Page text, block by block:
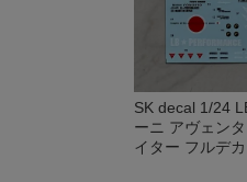
SK decal 1/24
ーニ アヴェン
イター フルデ